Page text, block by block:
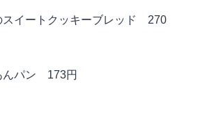
スイートクッキーブレッド 270
んパン 173円